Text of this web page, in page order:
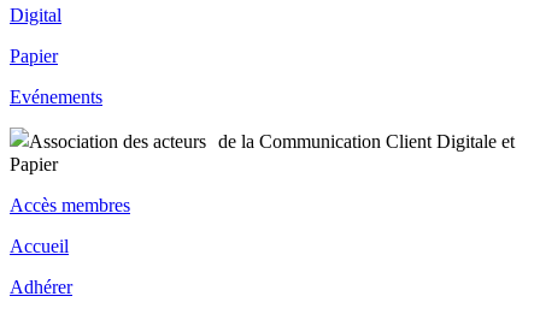
Digital
Papier
Evénements
Accès membres
Accueil
Adhérer